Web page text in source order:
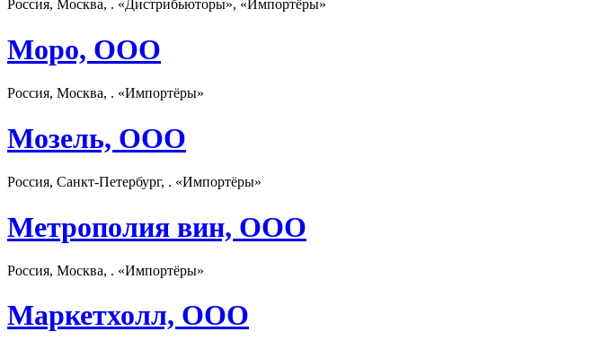
Россия, Москва, . «Дистрибьюторы», «Импортёры»
Моро, ООО
Россия, Москва, . «Импортёры»
Мозель, ООО
Россия, Санкт-Петербург, . «Импортёры»
Метрополия вин, ООО
Россия, Москва, . «Импортёры»
Маркетхолл, ООО